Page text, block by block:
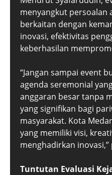
menyangkut persoalan
berkaitan dengan
inovasi, efektivitas
keberhasilan
“Jangan sampai event
agenda seremonial
anggaran besar tanpa
yang signifikan bagi
masyarakat. Kota
yang memiliki visi,
menghadirkan inovasi,”
Tuntutan Evaluasi